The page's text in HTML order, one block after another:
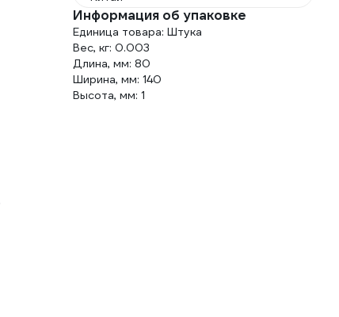
Информация об упаковке
Единица товара: Штука
Вес, кг: 0.003
Длина, мм: 80
Ширина, мм: 140
Высота, мм: 1